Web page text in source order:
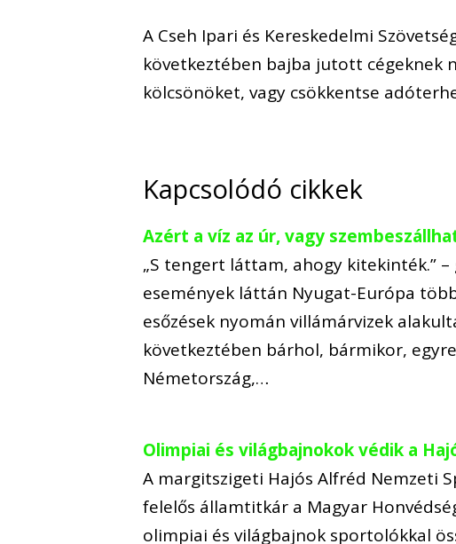
A Cseh Ipari és Kereskedelmi
következtében bajba jutott cégeknek
kölcsönöket, vagy csökkentse
Kapcsolódó cikkek
Azért a víz az úr, vagy
„S tengert láttam, ahogy kitekinték.”
események láttán Nyugat-Európa
esőzések nyomán villámárvizek
következtében bárhol, bármikor,
Németország,…
Olimpiai és világbajnokok védik a
A margitszigeti Hajós Alfréd Nemzeti
felelős államtitkár a Magyar
olimpiai és világbajnok sportolókkal